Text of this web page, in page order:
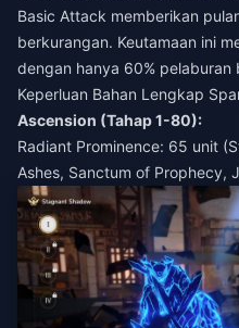
Basic Attack memberikan
berkurangan. Keutamaan ini
dengan hanya 60% pelaburan
Keperluan Bahan Lengkap
Ascension (Tahap 1-80):
Radiant Prominence: 65 unit
Ashes, Sanctum of Prophecy,